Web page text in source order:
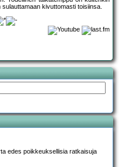
kivuttomasti toisiinsa.
edes poikkeuksellisia ratkaisuja